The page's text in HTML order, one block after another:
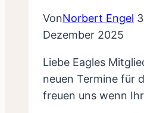
VonNorbert Engel
Dezember 2025
Liebe Eagles
neuen Termine für
freuen uns wenn